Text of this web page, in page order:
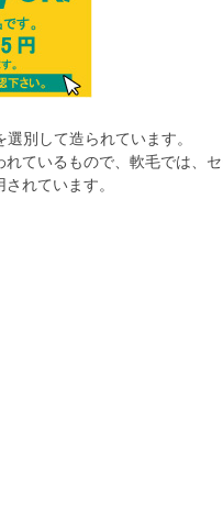
別して造られています。
ているもので、軟毛では、
れています。